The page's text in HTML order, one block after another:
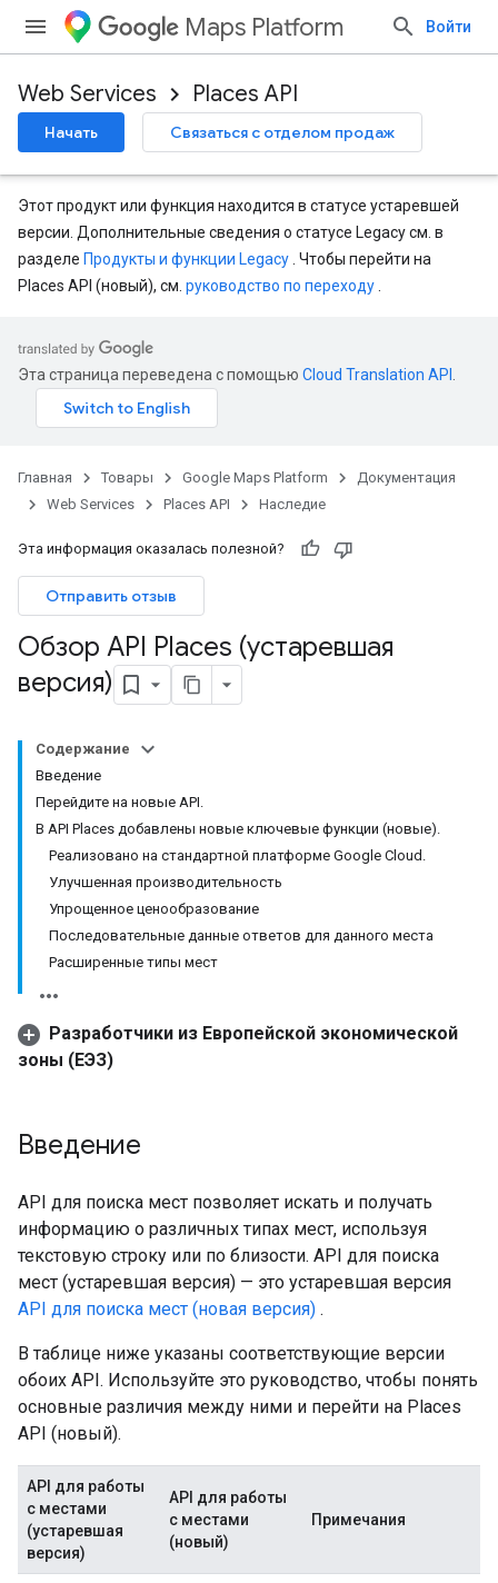
Maps Platform Войти
Web Services Places API
Начать Связаться с отделом продаж
Этот продукт или функция находится в статусе устаревшей
версии. Дополнительные сведения о статусе Legacy см. в
разделе Продукты и функции Legacy . Чтобы перейти на
Places API (новый), см. руководство по переходу
Эта страница переведена с помощью Cloud Translation API
Главная Товары Google Maps Platform
Документация
Web Services
Places API Наследие
Эта информация оказалась полезной?
Отправить отзыв
Обзор API Places (устаревшая
версия)
Содержание
Введение
Перейдите на новые API.
В API Places добавлены новые ключевые функции (новые).
Реализовано на стандартной платформе Google Cloud.
Улучшенная производительность
Упрощенное ценообразование
Последовательные данные ответов для данного места
Расширенные типы мест
Разработчики из Европейской экономической
зоны (ЕЭЗ)
Введение
API для поиска мест позволяет искать и получать
информацию о различных типах мест, используя
текстовую строку или по близости. API для поиска
мест (устаревшая версия) — это устаревшая версия
API для поиска мест (новая версия) .
В таблице ниже указаны соответствующие версии
обоих API. Используйте это руководство, чтобы понять
основные различия между ними и перейти на Places
API (новый).
API для работы
с местами
(устаревшая
версия)
API для работы
с местами
(новый)
Примечания